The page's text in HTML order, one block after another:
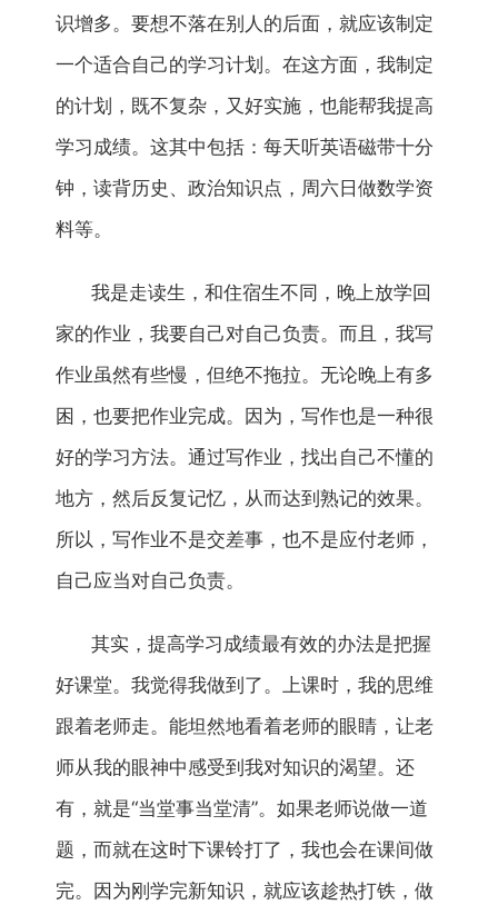
识增多。要想不落在别人的后面，就应该制定
一个适合自己的学习计划。在这方面，我制定
的计划，既不复杂，又好实施，也能帮我提高
学习成绩。这其中包括：每天听英语磁带十分
钟，读背历史、政治知识点，周六日做数学资
料等。
我是走读生，和住宿生不同，晚上放学回
家的作业，我要自己对自己负责。而且，我写
作业虽然有些慢，但绝不拖拉。无论晚上有多
困，也要把作业完成。因为，写作也是一种很
好的学习方法。通过写作业，找出自己不懂的
地方，然后反复记忆，从而达到熟记的效果。
所以，写作业不是交差事，也不是应付老师，
自己应当对自己负责。
其实，提高学习成绩最有效的办法是把握
好课堂。我觉得我做到了。上课时，我的思维
跟着老师走。能坦然地看着老师的眼睛，让老
师从我的眼神中感受到我对知识的渴望。还
有，就是“当堂事当堂清”。如果老师说做一道
题，而就在这时下课铃打了，我也会在课间做
完。因为刚学完新知识，就应该趁热打铁，做